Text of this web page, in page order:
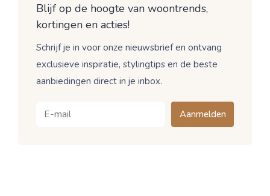
Blijf op de hoogte van woontrends,
kortingen en acties!
Schrijf je in voor onze nieuwsbrief en ontvang
exclusieve inspiratie, stylingtips en de beste
aanbiedingen direct in je inbox.
Aanmelden